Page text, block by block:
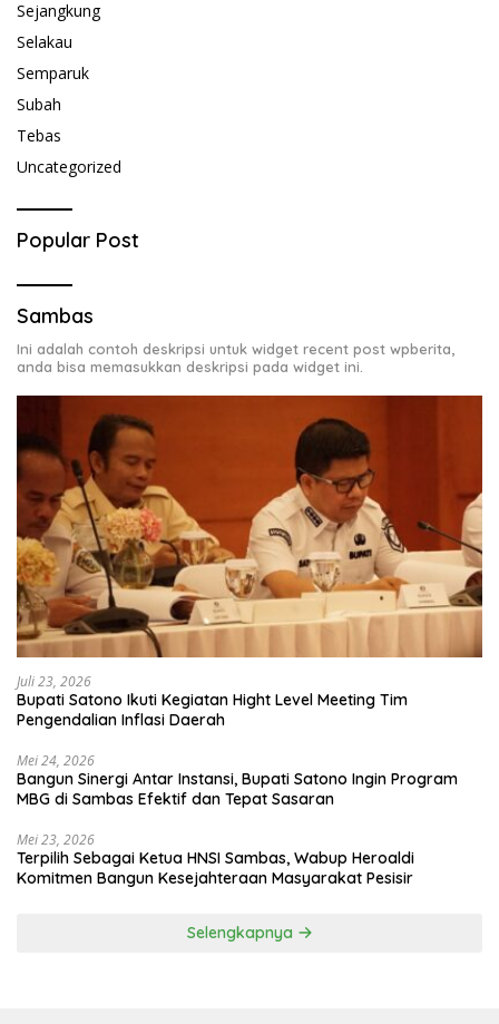
Sejangkung
Selakau
Semparuk
Subah
Tebas
Uncategorized
Popular Post
Sambas
Ini adalah contoh deskripsi untuk widget recent post wpberita,
anda bisa memasukkan deskripsi pada widget ini.
Juli 23, 2026
Bupati Satono Ikuti Kegiatan Hight Level Meeting Tim
Pengendalian Inflasi Daerah
Mei 24, 2026
Bangun Sinergi Antar Instansi, Bupati Satono Ingin Program
MBG di Sambas Efektif dan Tepat Sasaran
Mei 23, 2026
Terpilih Sebagai Ketua HNSI Sambas, Wabup Heroaldi
Komitmen Bangun Kesejahteraan Masyarakat Pesisir
Selengkapnya